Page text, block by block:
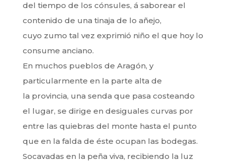
del tiempo de los cónsules, á saborear el
contenido de una tinaja de lo añejo,
cuyo zumo tal vez exprimió niño el que hoy lo
consume anciano.
En muchos pueblos de Aragón, y
particularmente en la parte alta de
la provincia, una senda que pasa costeando
el lugar, se dirige en desiguales curvas por
entre las quiebras del monte hasta el punto
que en la falda de éste ocupan las bodegas.
Socavadas en la peña viva, recibiendo la luz